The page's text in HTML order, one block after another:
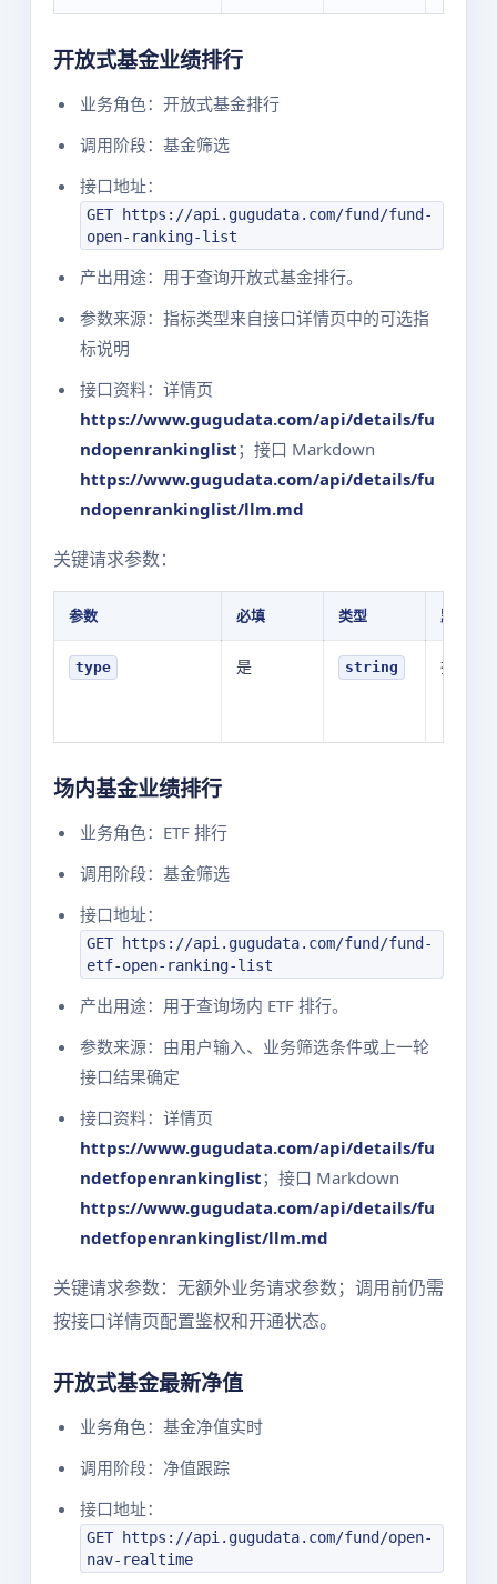
开放式基金业绩排行
业务角色：开放式基金排行
调用阶段：基金筛选
接口地址：
GET https://api.gugudata.com/fund/fund-
open-ranking-list
产出用途：用于查询开放式基金排行。
参数来源：指标类型来自接口详情页中的可选指
标说明
接口资料：详情页
https://www.gugudata.com/api/details/fu
ndopenrankinglist；接口 Markdown
https://www.gugudata.com/api/details/fu
ndopenrankinglist/llm.md
关键请求参数：
参数 必填 类型 默认值
type 是 string 指数型
场内基金业绩排行
业务角色：ETF 排行
调用阶段：基金筛选
接口地址：
GET https://api.gugudata.com/fund/fund-
etf-open-ranking-list
产出用途：用于查询场内 ETF 排行。
参数来源：由用户输入、业务筛选条件或上一轮
接口结果确定
接口资料：详情页
https://www.gugudata.com/api/details/fu
ndetfopenrankinglist；接口 Markdown
https://www.gugudata.com/api/details/fu
ndetfopenrankinglist/llm.md
关键请求参数：无额外业务请求参数；调用前仍需
按接口详情页配置鉴权和开通状态。
开放式基金最新净值
业务角色：基金净值实时
调用阶段：净值跟踪
接口地址：
GET https://api.gugudata.com/fund/open-
nav-realtime